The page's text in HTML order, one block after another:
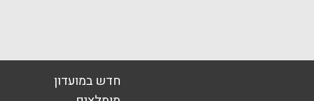
אימייל* חדרה
MIXX Shopping Center
חדש במועדון